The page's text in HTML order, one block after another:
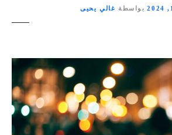
بواسطة غالي يحيى